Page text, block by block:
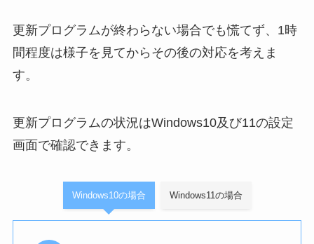
更新プログラムが終わらない場合でも慌てず、1時
間程度は様子を見てからその後の対応を考えま
す。
更新プログラムの状況はWindows10及び11の設定
画面で確認できます。
Windows10の場合 Windows11の場合